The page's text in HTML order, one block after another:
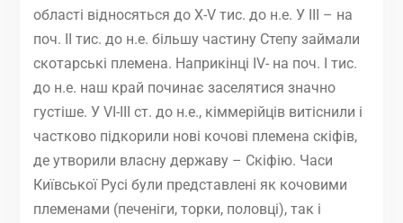
області відносяться до X-V тис. до н.е. У ІІІ – на
поч. ІІ тис. до н.е. більшу частину Степу займали
скотарські племена. Наприкінці ІV- на поч. І тис.
до н.е. наш край починає заселятися значно
густіше. У VІ-ІІІ ст. до н.е., кіммерійців витіснили і
частково підкорили нові кочові племена скіфів,
де утворили власну державу – Скіфію. Часи
Київської Русі були представлені як кочовими
племенами (печеніги, торки, половці), так і